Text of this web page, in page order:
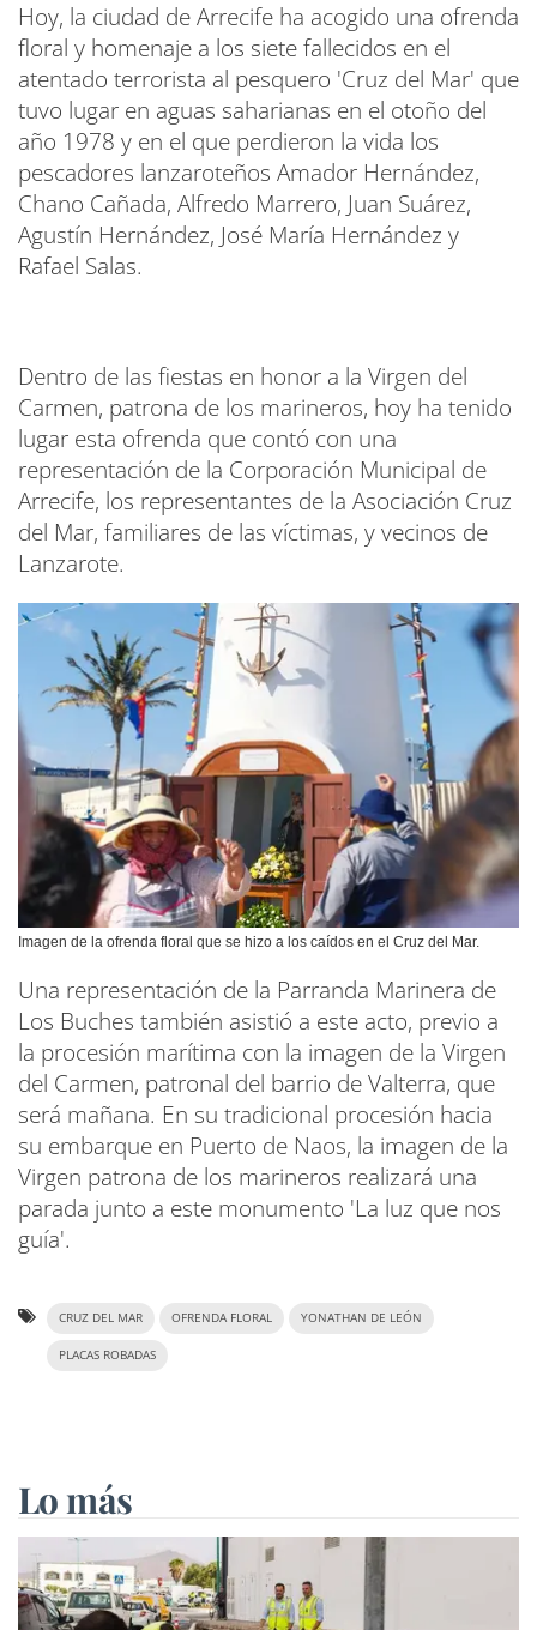
Hoy, la ciudad de Arrecife ha acogido una ofrenda
floral y homenaje a los siete fallecidos en el
atentado terrorista al pesquero 'Cruz del Mar' que
tuvo lugar en aguas saharianas en el otoño del
año 1978 y en el que perdieron la vida los
pescadores lanzaroteños Amador Hernández,
Chano Cañada, Alfredo Marrero, Juan Suárez,
Agustín Hernández, José María Hernández y
Rafael Salas.
Dentro de las fiestas en honor a la Virgen del
Carmen, patrona de los marineros, hoy ha tenido
lugar esta ofrenda que contó con una
representación de la Corporación Municipal de
Arrecife, los representantes de la Asociación Cruz
del Mar, familiares de las víctimas, y vecinos de
Lanzarote.
Imagen de la ofrenda floral que se hizo a los caídos en el Cruz del Mar.
Una representación de la Parranda Marinera de
Los Buches también asistió a este acto, previo a
la procesión marítima con la imagen de la Virgen
del Carmen, patronal del barrio de Valterra, que
será mañana. En su tradicional procesión hacia
su embarque en Puerto de Naos, la imagen de la
Virgen patrona de los marineros realizará una
parada junto a este monumento 'La luz que nos
guía'.
CRUZ DEL MAR OFRENDA FLORAL YONATHAN DE LEÓN
PLACAS ROBADAS
Lo más